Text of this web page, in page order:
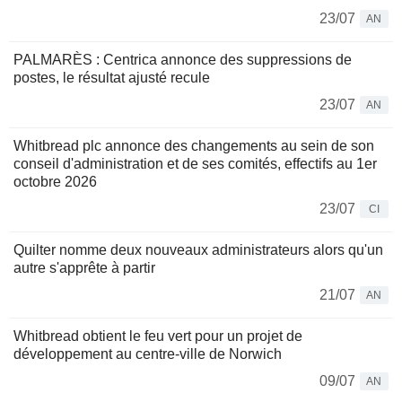
23/07
AN
PALMARÈS : Centrica annonce des suppressions de
postes, le résultat ajusté recule
23/07
AN
Whitbread plc annonce des changements au sein de son
conseil d'administration et de ses comités, effectifs au 1er
octobre 2026
23/07
CI
Quilter nomme deux nouveaux administrateurs alors qu'un
autre s'apprête à partir
21/07
AN
Whitbread obtient le feu vert pour un projet de
développement au centre-ville de Norwich
09/07
AN